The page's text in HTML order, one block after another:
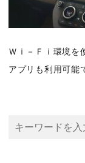
Ｗｉ－Ｆｉ環境を
アプリも利用可能